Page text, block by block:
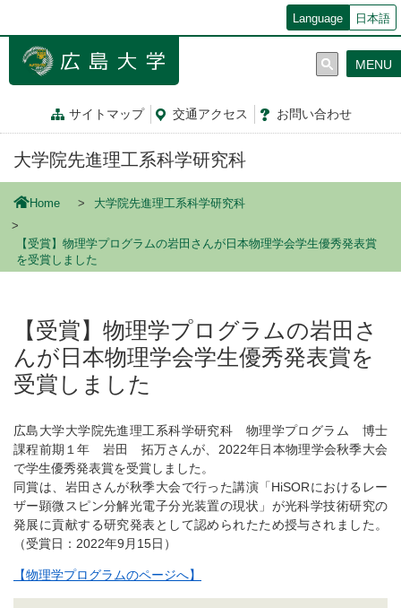
ン
Language 日本語
サイトマップ 交通アクセス お問い合わせ
MENU
大学院先進理工系科学研究科
Home 大学院先進理工系科学研究科
【受賞】物理学プログラムの岩田さんが日本物理学会学生優秀発表賞
を受賞しました
【受賞】物理学プログラムの岩田さ
んが日本物理学会学生優秀発表賞を
受賞しました
広島大学大学院先進理工系科学研究科 物理学プログラム 博士
課程前期１年 岩田 拓万さんが、2022年日本物理学会秋季大会
で学生優秀発表賞を受賞しました。
同賞は、岩田さんが秋季大会で行った講演「HiSORにおけるレー
ザー顕微スピン分解光電子分光装置の現状」が光科学技術研究の
発展に貢献する研究発表として認められたため授与されました。
（受賞日：2022年9月15日）
【物理学プログラムのページへ】